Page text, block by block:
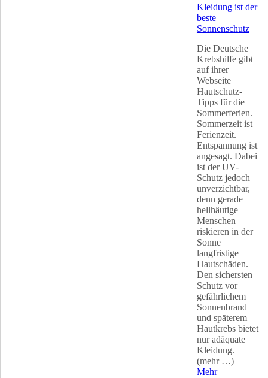
Kleidung ist der
beste
Sonnenschutz
Die Deutsche
Krebshilfe gibt
auf ihrer
Webseite
Hautschutz-
Tipps für die
Sommerferien.
Sommerzeit ist
Ferienzeit.
Entspannung ist
angesagt. Dabei
ist der UV-
Schutz jedoch
unverzichtbar,
denn gerade
hellhäutige
Menschen
riskieren in der
Sonne
langfristige
Hautschäden.
Den sichersten
Schutz vor
gefährlichem
Sonnenbrand
und späterem
Hautkrebs bietet
nur adäquate
Kleidung.
(mehr …)
Mehr